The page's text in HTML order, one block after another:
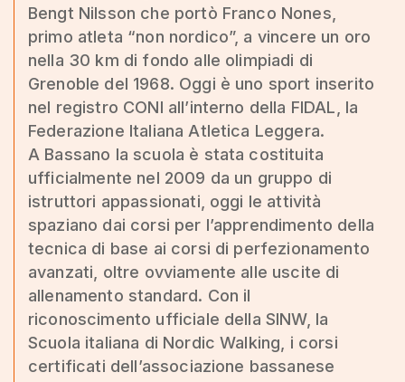
Bengt Nilsson che portò Franco Nones,
primo atleta “non nordico”, a vincere un oro
nella 30 km di fondo alle olimpiadi di
Grenoble del 1968. Oggi è uno sport inserito
nel registro CONI all’interno della FIDAL, la
Federazione Italiana Atletica Leggera.
A Bassano la scuola è stata costituita
ufficialmente nel 2009 da un gruppo di
istruttori appassionati, oggi le attività
spaziano dai corsi per l’apprendimento della
tecnica di base ai corsi di perfezionamento
avanzati, oltre ovviamente alle uscite di
allenamento standard. Con il
riconoscimento ufficiale della SINW, la
Scuola italiana di Nordic Walking, i corsi
certificati dell’associazione bassanese